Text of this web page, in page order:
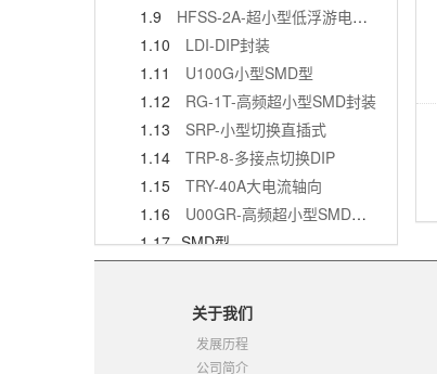
1.9
HFSS-2A-超小型低浮游电容类型直插式
1.10
LDI-DIP封装
1.11
U100G小型SMD型
1.12
RG-1T-高频超小型SMD封装
1.13
SRP-小型切换直插式
1.14
TRP-8-多接点切换DIP
1.15
TRY-40A大电流轴向
1.16
U00GR-高频超小型SMD封装
1.17 SMD型
1.17.3
USG1XXW-接点1a-容量0.5A10W-SMD
RG10XXW-接点1a-容量1A10W-SMD
关于我们
发展历程
公司简介